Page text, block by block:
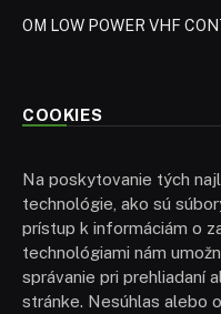
OM LOW POWER VHF
COOKIES
Na poskytovanie tých
technológie, ako sú
prístup k informáciám o
technológiami nám
správanie pri prehliadaní
stránke. Nesúhlas alebo